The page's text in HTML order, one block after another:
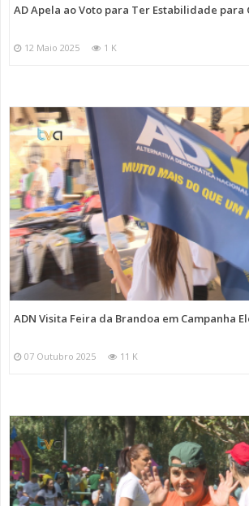
AD Apela ao Voto para Ter Estabilidade para
12 Maio 2025 1 K
ADN Visita Feira da Brandoa em Campanha
07 Outubro 2025 11 K